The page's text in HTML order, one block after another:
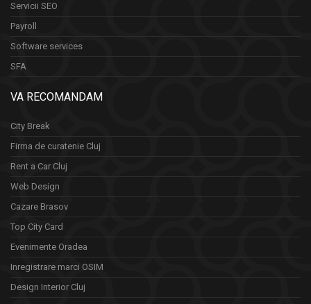
Servicii SEO
Payroll
Software services
SFA
VA RECOMANDAM
City Break
Firma de curatenie Cluj
Rent a Car Cluj
Web Design
Cazare Brasov
Top City Card
Evenimente Oradea
Inregistrare marci OSIM
Design Interior Cluj